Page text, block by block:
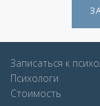
Записаться к
Психологи
Стоимость